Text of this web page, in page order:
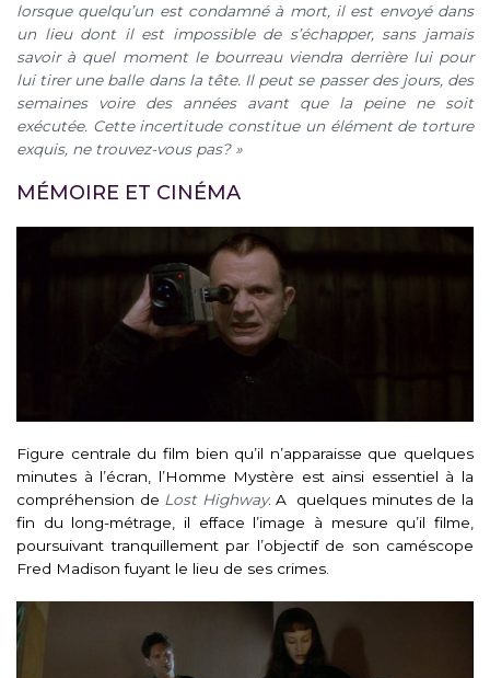
lorsque quelqu’un est condamné à mort, il est envoyé dans
un lieu dont il est impossible de s’échapper, sans jamais
savoir à quel moment le bourreau viendra derrière lui pour
lui tirer une balle dans la tête. Il peut se passer des jours, des
semaines voire des années avant que la peine ne soit
exécutée. Cette incertitude constitue un élément de torture
exquis, ne trouvez-vous pas? »
MÉMOIRE ET CINÉMA
Figure centrale du film bien qu’il n’apparaisse que quelques
minutes à l’écran, l’Homme Mystère est ainsi essentiel à la
compréhension de Lost Highway. A quelques minutes de la
fin du long-métrage, il efface l’image à mesure qu’il filme,
poursuivant tranquillement par l’objectif de son caméscope
Fred Madison fuyant le lieu de ses crimes.